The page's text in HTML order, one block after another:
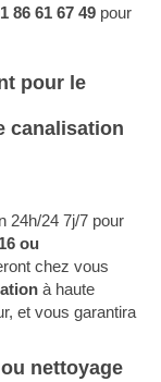
86 61 67 49 pour
pour le
canalisation
24h/24 7j/7 pour
ou
chez vous
à haute
et vous garantira
nettoyage